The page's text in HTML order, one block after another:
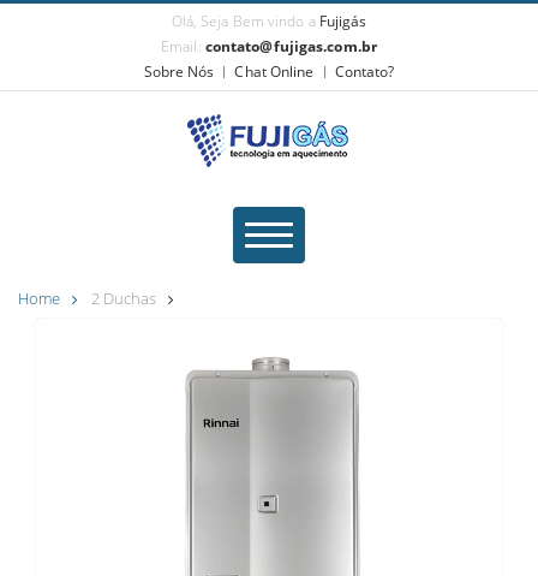
Olá, Seja Bem vindo a Fujigás
Email: contato@fujigas.com.br
Sobre Nós
Chat Online Contato?
Home 2 Duchas